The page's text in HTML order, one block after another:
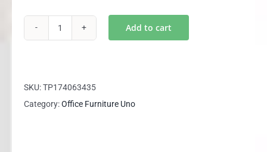
UNO
Lemari
Add to cart
SKU:TP174063435
Category:Office Furniture Uno